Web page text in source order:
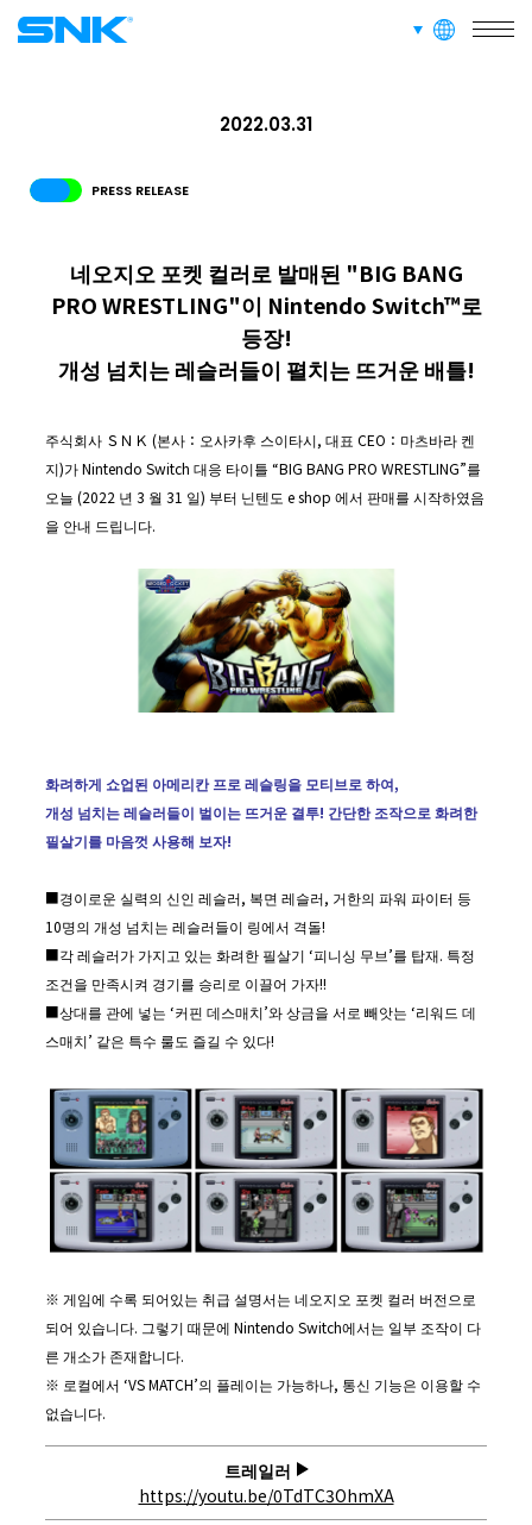
languages
ABOUT
FOR FANS
PRESS RELEASE
2022.03.31
네오지오 포켓 컬러로 발매된 "BIG BANG
PRO WRESTLING"이 Nintendo Switch™로
등장!
개성 넘치는 레슬러들이 펼치는 뜨거운 배틀!
주식회사 ＳＮＫ (본사：오사카후 스이타시, 대표 CEO：마츠바라 켄
지)가 Nintendo Switch 대응 타이틀 “BIG BANG PRO WRESTLING”를
오늘 (2022 년 3 월 31 일) 부터 닌텐도 e shop 에서 판매를 시작하였음
을 안내 드립니다.
화려하게 쇼업된 아메리칸 프로 레슬링을 모티브로 하여,
개성 넘치는레슬러들이 벌이는 뜨거운 결투! 간단한 조작으로 화려한
필살기를 마음껏 사용해 보자!
■경이로운 실력의 신인 레슬러, 복면 레슬러, 거한의 파워 파이터 등
10명의 개성 넘치는 레슬러들이 링에서 격돌!
■각 레슬러가 가지고 있는 화려한 필살기 ‘피니싱 무브’를 탑재. 특정
조건을 만족시켜 경기를 승리로 이끌어 가자!!
■상대를 관에 넣는 ‘커핀 데스매치’와 상금을 서로 빼앗는 ‘리워드 데
스매치’ 같은 특수 룰도 즐길 수 있다!
※ 게임에 수록 되어있는 취급 설명서는 네오지오 포켓 컬러 버전으로
되어 있습니다. 그렇기 때문에 Nintendo Switch에서는 일부 조작이 다
른 개소가 존재합니다.
※ 로컬에서 ‘VS MATCH’의 플레이는 가능하나, 통신 기능은 이용할 수
없습니다.
트레일러
https://youtu.be/0TdTC3OhmXA